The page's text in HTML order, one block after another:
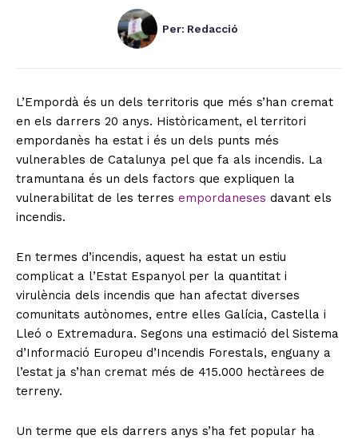
Per: Redacció
L’Empordà és un dels territoris que més s’han cremat
en els darrers 20 anys. Històricament, el territori
empordanès ha estat i és un dels punts més
vulnerables de Catalunya pel que fa als incendis. La
tramuntana és un dels factors que expliquen la
vulnerabilitat de les terres empordaneses davant els
incendis.
En termes d’incendis, aquest ha estat un estiu
complicat a l’Estat Espanyol per la quantitat i
virulència dels incendis que han afectat diverses
comunitats autònomes, entre elles Galícia, Castella i
Lleó o Extremadura. Segons una estimació del Sistema
d’Informació Europeu d’Incendis Forestals, enguany a
l’estat ja s’han cremat més de 415.000 hectàrees de
terreny.
Un terme que els darrers anys s’ha fet popular ha